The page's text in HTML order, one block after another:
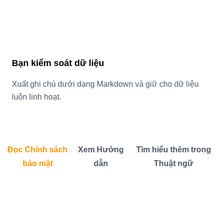
Bạn kiểm soát dữ liệu
Xuất ghi chú dưới dạng Markdown và giữ cho dữ liệu
luôn linh hoạt.
Đọc Chính sách
bảo mật
Xem Hướng
dẫn
Tìm hiểu thêm trong
Thuật ngữ